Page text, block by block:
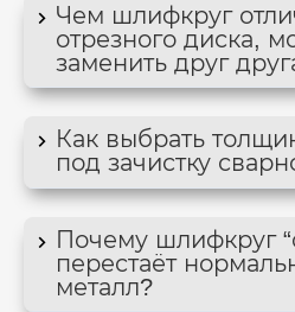
Чем шлифкруг
отрезного диска,
заменить друг
Как выбрать
под зачистку
Почему шлифкруг
перестаёт
металл?